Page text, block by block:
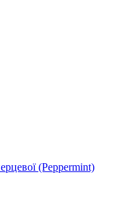
(Peppermint)